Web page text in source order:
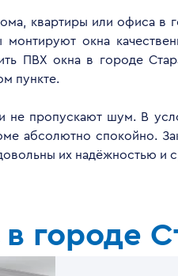
квартиры или офиса
окна
ПВХ окна в городе
пункте.
пропускают шум. В
абсолютно спокойно.
их надёжностью и
городе